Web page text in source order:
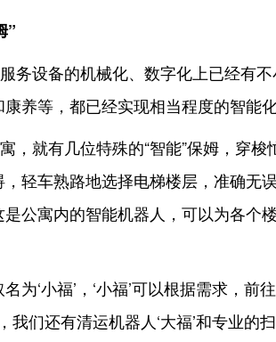
”
务设备的机械化、数字化上已经有
养等，都已经实现相当程度的智能化
，就有几位特殊的“智能”保姆，穿梭
轻车熟路地选择电梯楼层，准确无
公寓内的智能机器人，可以为各个
为‘小福’，‘小福’可以根据需求，前
我们还有清运机器人‘大福’和专业的